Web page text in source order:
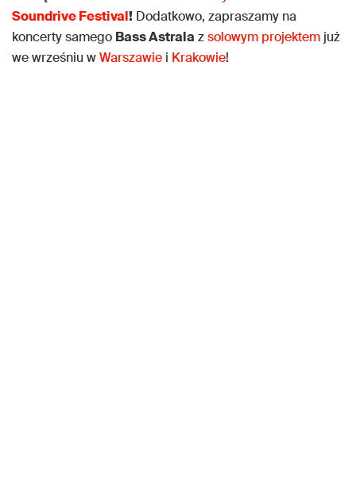
Soundrive Festival! Dodatkowo, zapraszamy na
koncerty samego Bass Astrala zsolowym projektem już
we wrześniu wWarszawie i Krakowie!